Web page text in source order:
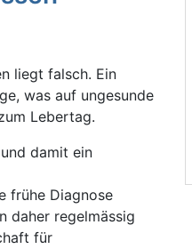
liegt falsch. Ein
was auf ungesunde
Lebertag.
damit ein
frühe Diagnose
daher regelmässig
für